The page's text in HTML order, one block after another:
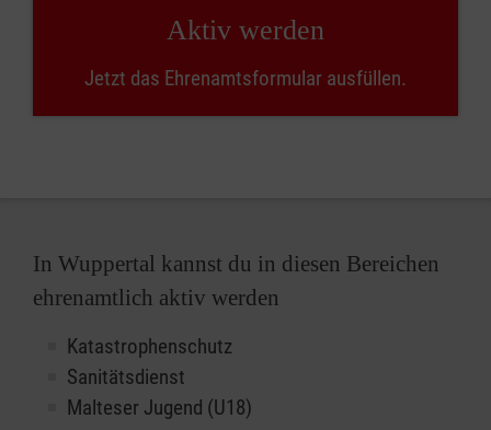
Aktiv werden
Jetzt das Ehrenamtsformular ausfüllen.
In Wuppertal kannst du in diesen Bereichen
ehrenamtlich aktiv werden
Katastrophenschutz
Sanitätsdienst
Malteser Jugend (U18)